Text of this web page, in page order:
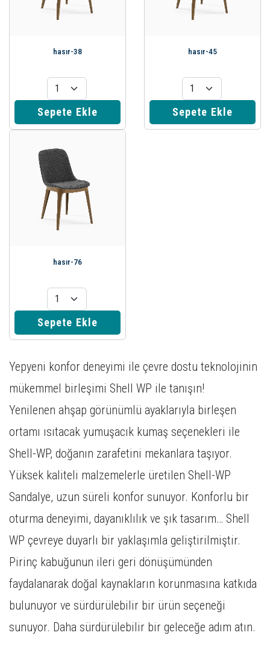
hasır-38
Sepete Ekle
hasır-45
Sepete Ekle
hasır-76
Sepete Ekle
Yepyeni konfor deneyimi ile çevre dostu teknolojinin
mükemmel birleşimi Shell WP ile tanışın!
Yenilenen ahşap görünümlü ayaklarıyla birleşen
ortamı ısıtacak yumuşacık kumaş seçenekleri ile
Shell-WP, doğanın zarafetini mekanlara taşıyor.
Yüksek kaliteli malzemelerle üretilen Shell-WP
Sandalye, uzun süreli konfor sunuyor. Konforlu bir
oturma deneyimi, dayanıklılık ve şık tasarım… Shell
WP çevreye duyarlı bir yaklaşımla geliştirilmiştir.
Pirinç kabuğunun ileri geri dönüşümünden
faydalanarak doğal kaynakların korunmasına katkıda
bulunuyor ve sürdürülebilir bir ürün seçeneği
sunuyor. Daha sürdürülebilir bir geleceğe adım atın.